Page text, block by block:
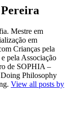
Mestre em
em
Crianças pela
pela Associação
de SOPHIA –
Philosophy
View all posts by